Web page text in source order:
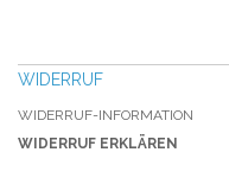
WIDERRUF
WIDERRUF-INFORMATION
WIDERRUF ERKLÄREN